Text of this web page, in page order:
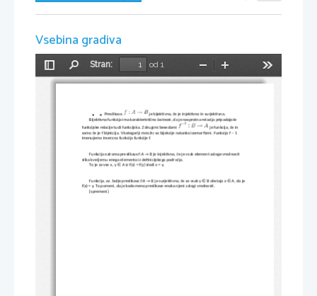
Vsebina gradiva
Preklopi
stransko
Stran:
od 1
Pomanjšaj
Preslikava
je bijektivna, če je injektivna in surjektivna.
Bijektivna funkcija ima karakteristično lastnost, da je nasprotna relacija pripadajoče
funkcijske relacije tudi funkcijska. Z drugimi besedami
je funkcija, če in
samo če je f bijekcija. V kategoriji množic so bijekcije natanko izomorfizmi. Funkcijo f − 1
imenujemo inverzna funkcija funkcije f.
Funkcija oziroma preslikava f:A → B je injektivna, če je vsak element zaloge vrednosti
slika kvečjemu enega elementa iz definicijskega področja.
To je za vse x, y    A iz f(x) = f(y) sledi x = y.
∈ A iz f(x) = f(y) sledi x = y.
Funkcija, oz. bolje preslikava f:A → B je surjektivna, če za vsak y    B obstaja x    A, da je
∈ A iz f(x) = f(y) sledi x = y. ∈ A iz f(x) = f(y) sledi x = y.
f(x) = y. To pomeni, da je kodomena preslikave enaka njeni zalogi vrednosti.
[spremeni]